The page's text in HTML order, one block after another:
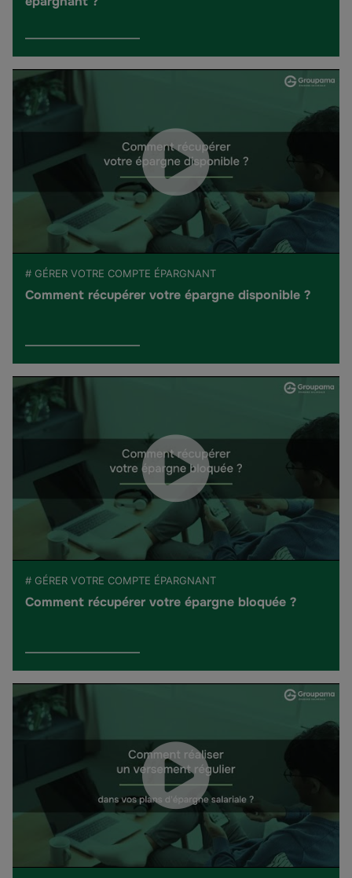
# GÉRER VOTRE COMPTE ÉPARGNANT
Comment récupérer votre épargne disponible ?
# GÉRER VOTRE COMPTE ÉPARGNANT
Comment récupérer votre épargne bloquée ?